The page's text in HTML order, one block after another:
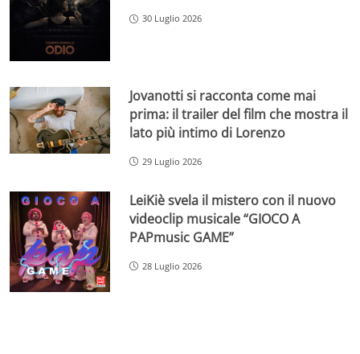
30 Luglio 2026
Jovanotti si racconta come mai
prima: il trailer del film che mostra il
lato più intimo di Lorenzo
29 Luglio 2026
LeiKiè svela il mistero con il nuovo
videoclip musicale “GIOCO A
PAPmusic GAME”
28 Luglio 2026